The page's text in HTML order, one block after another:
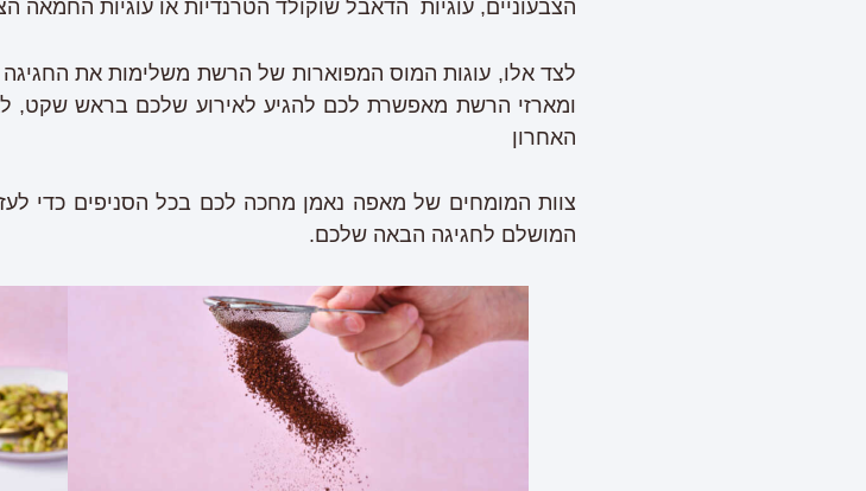
הצבעוניים, עוגיות הדאבל שוקולד הטרנדיות או עוגיות החמאה
לצד אלו, עוגות המוס המפוארות של הרשת משלימות את החגיגה
ומארזי הרשת מאפשרת לכם להגיע לאירוע שלכם בראש שקט,
האחרון
צוות המומחים של מאפה נאמן מחכה לכם בכל הסניפים כדי
המושלם לחגיגה הבאה שלכם.